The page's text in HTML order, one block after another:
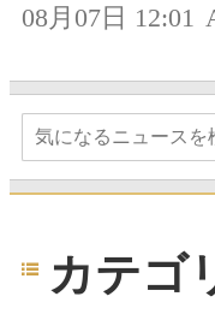
08月07日 12:01
カテゴ